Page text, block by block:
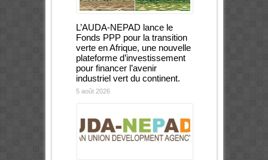
L’AUDA-NEPAD lance le
Fonds PPP pour la transition
verte en Afrique, une nouvelle
plateforme d’investissement
pour financer l’avenir
industriel vert du continent.
5 août 2026